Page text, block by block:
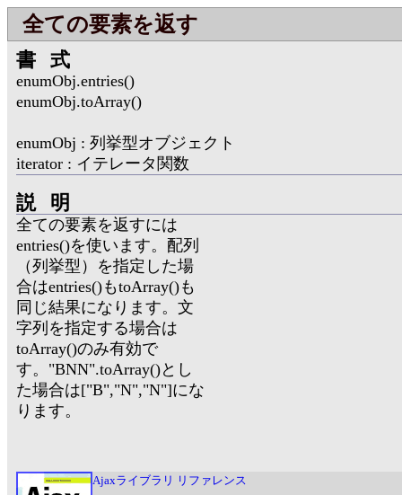
全ての要素を返す
書式
enumObj.entries()
enumObj.toArray()
enumObj : 列挙型オブジェクト
iterator : イテレータ関数
説明
全ての要素を返すには
entries()を使います。配列
（列挙型）を指定した場
合はentries()もtoArray()も
同じ結果になります。文
字列を指定する場合は
toArray()のみ有効で
す。"BNN".toArray()とし
た場合は["B","N","N"]にな
ります。
Ajaxライブラリ リファレンス